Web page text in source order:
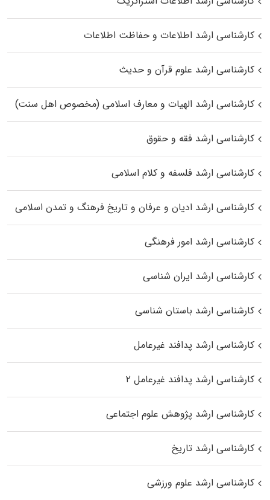
کارشناسی ارشد اطلاعات و حفاظت اطلاعات
کارشناسی ارشد علوم قرآن و حدیث
کارشناسی ارشد الهیات و معارف اسلامی (مخصوص اهل سنت)
کارشناسی ارشد فقه و حقوق
کارشناسی ارشد فلسفه و کلام اسلامی
کارشناسی ارشد ادیان و عرفان و تاریخ فرهنگ و تمدن اسلامی
کارشناسی ارشد امور فرهنگی
کارشناسی ارشد ایران شناسی
کارشناسی ارشد باستان شناسی
کارشناسی ارشد پدافند غیرعامل
کارشناسی ارشد پدافند غیرعامل ۲
کارشناسی ارشد پژوهش علوم اجتماعی
کارشناسی ارشد تاریخ
کارشناسی ارشد علوم ورزشی